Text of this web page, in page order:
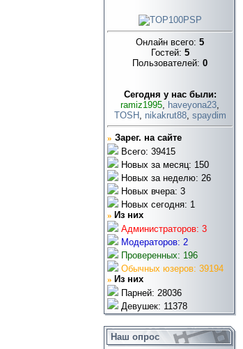
Онлайн всего: 5
Гостей: 5
Пользователей: 0
Cегодня у нас были:
ramiz1995, haveyona23,
TOSH , nikakrut88, spaydim
» Зарег. на сайте
Всего: 39415
Новых за месяц: 150
Новых за неделю: 26
Новых вчера: 3
Новых сегодня: 1
» Из них
Администраторов: 3
Модераторов: 2
Проверенных: 196
Обычных юзеров: 39194
» Из них
Парней: 28036
Девушек: 11378
Наш опрос